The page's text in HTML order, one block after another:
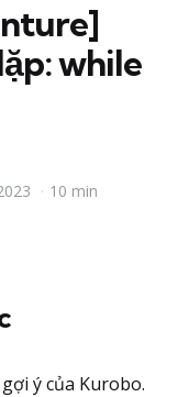
while
10 min
ý của Kurobo.